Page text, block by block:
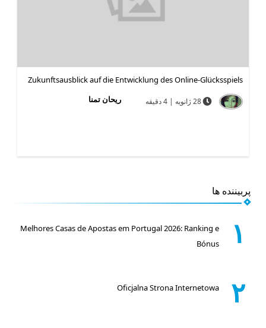
Zukunftsausblick auf die Entwicklung des Online-Glücksspiels
ریحان تمنا
28 ژانویه | 4 دقیقه
پربیننده ها
۱
Melhores Casas de Apostas em Portugal 2026: Ranking e
Bónus
۲ Oficjalna Strona Internetowa